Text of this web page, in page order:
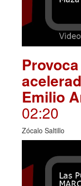
Emilio
02:20
Zócalo Saltillo